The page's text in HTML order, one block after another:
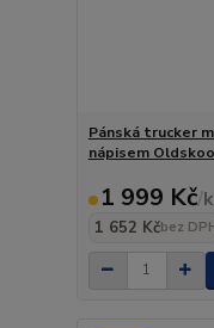
Pánská trucker
nápisem
1 999 Kč/
1 652 Kčbez